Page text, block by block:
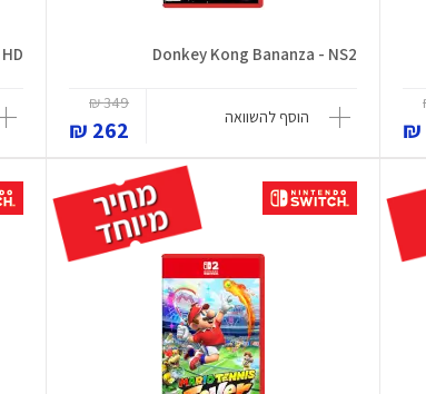
Donkey Kong Bananza - NS2
הוסף להשוואה
349 ₪
262 ₪